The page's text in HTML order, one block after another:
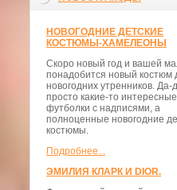
НОВОГОДНИЕ ДЕТСКИЕ
КОСТЮМЫ-ХАМЕЛЕОНЫ
Скоро новый год и вашей
понадобится новый костюм
новогодних утренников. Да-
просто какие-то интересные
футболки с надписями, а
полноценные новогодние
костюмы.
Подробнее...
ЭМИЛИЯ КЛАРК И DIOR.